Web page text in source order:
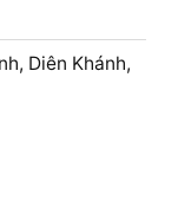
Diên Khánh,